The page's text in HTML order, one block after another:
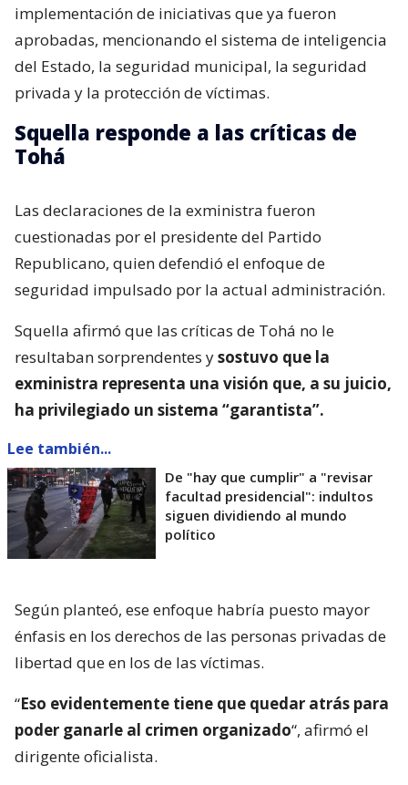
implementación de iniciativas que ya fueron
aprobadas, mencionando el sistema de inteligencia
del Estado, la seguridad municipal, la seguridad
privada y la protección de víctimas.
Squella responde a las críticas de
Tohá
Las declaraciones de la exministra fueron
cuestionadas por el presidente del Partido
Republicano, quien defendió el enfoque de
seguridad impulsado por la actual administración.
Squella afirmó que las críticas de Tohá no le
resultaban sorprendentes ysostuvo que la
exministra representa una visión que, a su juicio,
ha privilegiado un sistema “garantista”.
Lee también...
De "hay que cumplir" a "revisar
facultad presidencial": indultos
siguen dividiendo al mundo
político
Según planteó, ese enfoque habría puesto mayor
énfasis en los derechos de las personas privadas de
libertad que en los de las víctimas.
“Eso evidentemente tiene que quedar atrás para
poder ganarle al crimen organizado“, afirmó el
dirigente oficialista.